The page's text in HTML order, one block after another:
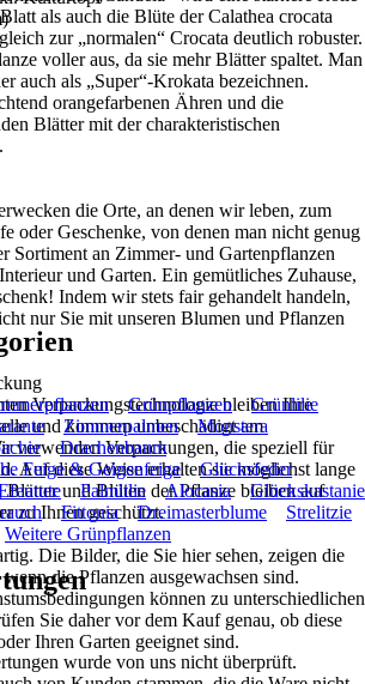
als auch die Blüte der Calathea crocata
zur „normalen“ Crocata deutlich robuster.
voller aus, da sie mehr Blätter spaltet. Man
auch als „Super“-Krokata bezeichnen.
orangefarbenen Ähren und die
Blätter mit der charakteristischen
die Orte, an denen wir leben, zum
oder Geschenke, von denen man nicht genug
Sortiment an Zimmer- und Gartenpflanzen
und Garten. Ein gemütliches Zuhause,
Indem wir stets fair gehandelt handeln,
nur Sie mit unseren Blumen und Pflanzen
Verpackungstechnologie bleiben Ihre
und kommen unbeschädigt am
verwenden Verpackungen, die speziell für
Auf diese Weise erhalten sie möglichst lange
und Blüten der Pflanze bleiben auf
zu Ihnen geschützt.
Die Bilder, die Sie hier sehen, zeigen die
die Pflanzen ausgewachsen sind.
können zu unterschiedlichen
Sie daher vor dem Kauf genau, ob diese
Ihren Garten geeignet sind.
Grünpflanzen
Grünlilie
Zimmerpalmen
Monstera
Drachenbaum
Feige & Geigenfeige
Glücksfeder
Palmlilie Alocasia
Glückskastanie
Fittonia Dreimasterblume
Strelitzie
Weitere Grünpflanzen
wurde von uns nicht überprüft.